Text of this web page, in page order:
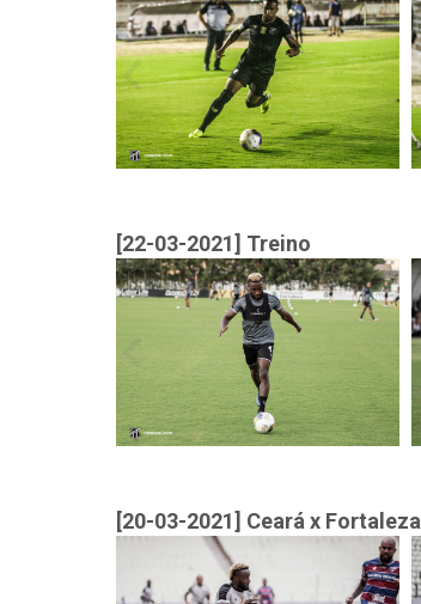
[22-03-2021] Treino
[20-03-2021] Ceará x Fortaleza